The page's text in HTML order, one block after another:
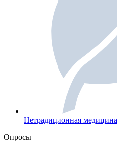
Нетрадиционная медицина
Опросы